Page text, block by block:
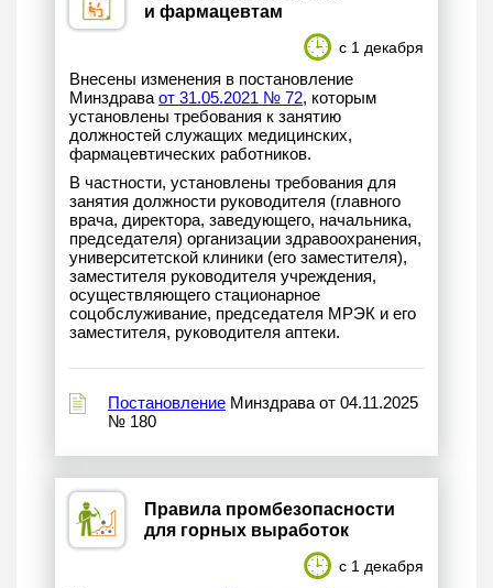
и фармацевтам
с 1 декабря
Внесены изменения в постановление
Минздрава от 31.05.2021 № 72, которым
установлены требования к занятию
должностей служащих медицинских,
фармацевтических работников.
В частности, установлены требования для
занятия должности руководителя (главного
врача, директора, заведующего, начальника,
председателя) организации здравоохранения,
университетской клиники (его заместителя),
заместителя руководителя учреждения,
осуществляющего стационарное
соцобслуживание, председателя МРЭК и его
заместителя, руководителя аптеки.
Постановление Минздрава от 04.11.2025
№ 180
Правила промбезопасности
для горных выработок
с 1 декабря